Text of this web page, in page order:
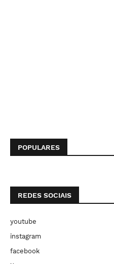
POPULARES
REDES SOCIAIS
youtube
instagram
facebook